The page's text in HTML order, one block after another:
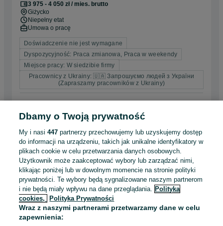
3 975 - 4 050 zł / mies. brutto
Giżycko
Niepełny etat
Umowa o pracę
Doświadczenie nie jest wymagane
Dyspozycyjność: Praca zmianowa, Praca w weekendy
Miejsce pracy: W siedzibie firmy
Pracownicy z Ukrainy: 🇺🇦 Запрошуємо людей з України
(Zapraszamy pracowników z Ukrainy)
Sprzedawca / Kasjer, Sprzedawczyni /
Kasjerka
Kaufland Polska Markety Sp. z o.o. Sp. k.
5 300 - 5 400 zł / mies. brutto
Płońsk
Pełny etat
Umowa o pracę
Odpowiednie doświadczenie zawodowe
Dyspozycyjność: Praca zmianowa, Praca w weekendy
Dbamy o Twoją prywatność
My i nasi447 partnerzy przechowujemy lub uzyskujemy dostęp
do informacji na urządzeniu, takich jak unikalne identyfikatory w
plikach cookie w celu przetwarzania danych osobowych.
Użytkownik może zaakceptować wybory lub zarządzać nimi,
klikając poniżej lub w dowolnym momencie na stronie polityki
prywatności. Te wybory będą sygnalizowane naszym partnerom
i nie będą miały wpływu na dane przeglądania. Polityka
cookies,
Polityka Prywatności
Wraz z naszymi partnerami przetwarzamy dane w celu
zapewnienia: